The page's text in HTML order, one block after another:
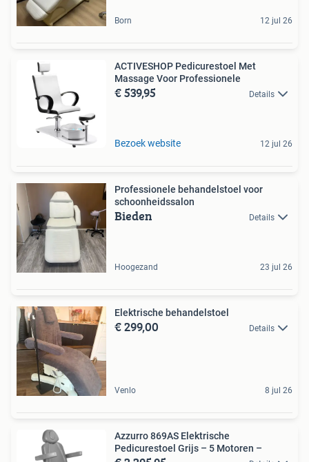
Born 12 jul 26
ACTIVESHOP Pedicurestoel Met
Massage Voor Professionele
€ 539,95 Details
Bezoek website 12 jul 26
Professionele behandelstoel voor
schoonheidssalon
Bieden Details
Hoogezand 23 jul 26
Elektrische behandelstoel
€ 299,00 Details
Venlo 8 jul 26
Azzurro 869AS Elektrische
Pedicurestoel Grijs – 5 Motoren –